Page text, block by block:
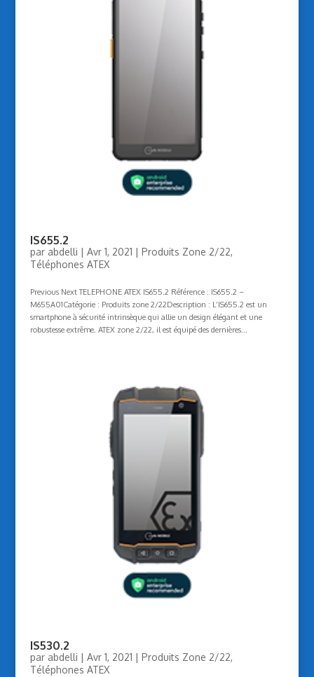
IS655.2
par abdelli | Avr 1, 2021 | Produits Zone 2/22,
Téléphones ATEX
Previous Next TELEPHONE ATEX IS655.2 Référence : IS655.2 –
M655A01Catégorie : Produits zone 2/22Description : L’IS655.2 est un
smartphone à sécurité intrinsèque qui allie un design élégant et une
robustesse extrême. ATEX zone 2/22, il est équipé des dernières...
IS530.2
par abdelli | Avr 1, 2021 | Produits Zone 2/22,
Téléphones ATEX